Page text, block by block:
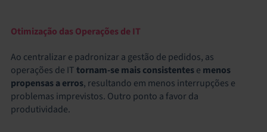
Otimização das Operações de IT
Ao centralizar e padronizar a gestão de pedidos, as
operações de ITtornam-se mais consistentese menos
propensas a erros, resultando em menos interrupções e
problemas imprevistos. Outro ponto a favor da
produtividade.